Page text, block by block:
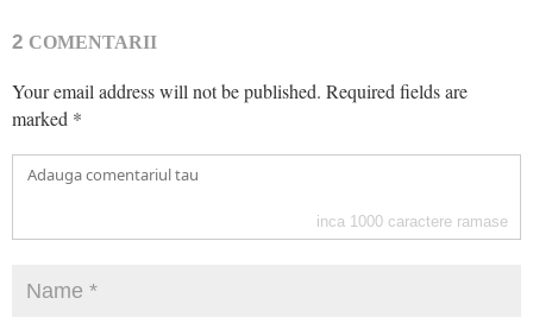
2 COMENTARII
Your email address will not be published. Required fields are
marked *
inca 1000 caractere ramase